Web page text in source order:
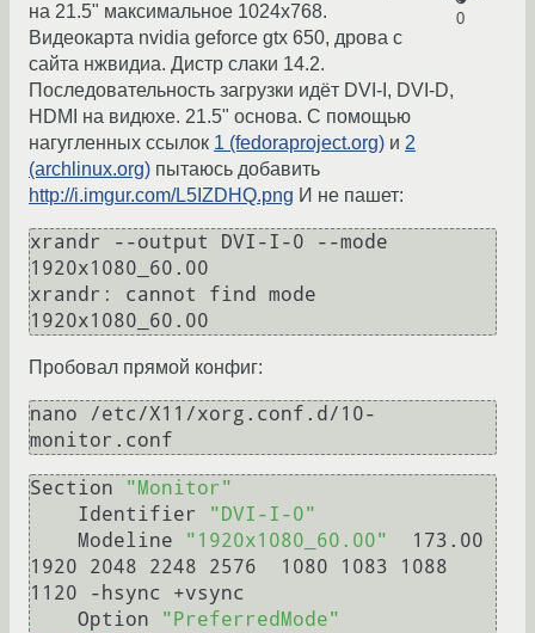
0
на 21.5" максимальное 1024х768.
Видеокарта nvidia geforce gtx 650, дрова с
сайта нжвидиа. Дистр слаки 14.2.
Последовательность загрузки идёт DVI-I, DVI-D,
HDMI на видюхе. 21.5" основа. С помощью
нагугленных ссылок 1 (fedoraproject.org) и 2
(archlinux.org) пытаюсь добавить
http://i.imgur.com/L5IZDHQ.png И не пашет:
xrandr --output DVI-I-0 --mode
1920x1080_60.00
xrandr: cannot find mode
Пробовал прямой конфиг:
nano /etc/X11/xorg.conf.d/10-
monitor.conf
Section
"Monitor"
    Identifier
"DVI-I-0"
    Modeline
"1920x1080_60.00"
  173.00
1920 2048 2248 2576  1080 1083 1088
1120 -hsync +vsync
    Option
"PreferredMode"